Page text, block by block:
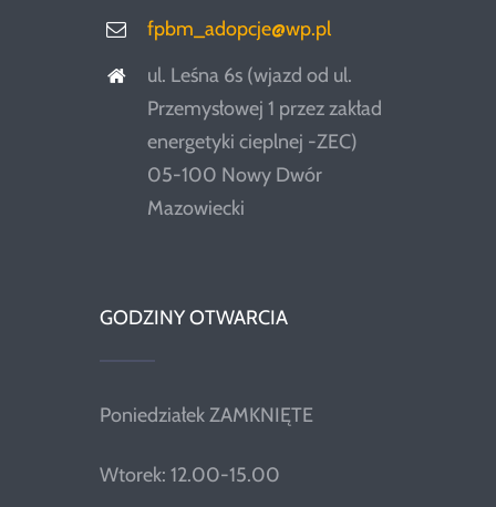
fpbm_adopcje@wp.pl
ul. Leśna 6s (wjazd od ul.
Przemysłowej 1 przez zakład
energetyki cieplnej -ZEC)
05-100 Nowy Dwór
Mazowiecki
GODZINY OTWARCIA
Poniedziałek ZAMKNIĘTE
Wtorek: 12.00-15.00